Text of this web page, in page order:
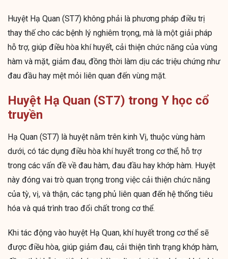
Huyệt Hạ Quan (ST7) không phải là phương pháp điều trị
thay thế cho các bệnh lý nghiêm trọng, mà là một giải pháp
hỗ trợ, giúp điều hòa khí huyết, cải thiện chức năng của vùng
hàm và mặt, giảm đau, đồng thời làm dịu các triệu chứng như
đau đầu hay mệt mỏi liên quan đến vùng mặt.
Huyệt Hạ Quan (ST7) trong Y học cổ
truyền
Hạ Quan (ST7) là huyệt nằm trên kinh Vị, thuộc vùng hàm
dưới, có tác dụng điều hòa khí huyết trong cơ thể, hỗ trợ
trong các vấn đề về đau hàm, đau đầu hay khớp hàm. Huyệt
này đóng vai trò quan trọng trong việc cải thiện chức năng
của tỳ, vị, và thận, các tạng phủ liên quan đến hệ thống tiêu
hóa và quá trình trao đổi chất trong cơ thể.
Khi tác động vào huyệt Hạ Quan, khí huyết trong cơ thể sẽ
được điều hòa, giúp giảm đau, cải thiện tình trạng khớp hàm,